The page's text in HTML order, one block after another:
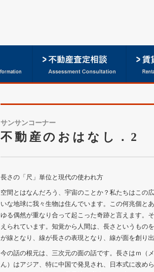
サンサンコーナー
不動産のおはなし．2
長さの「尺」単位と現代の使われ方
空間とはなんだろう、宇宙のことか？私たちはこの
いな地球に我々生物は住んでいます。この何兆個と
ゆる偶然が重なり合って起こった奇跡と言えます。
えられています。知覚から人間は、長さというもの
が線となり、線が長さの表現となり、線が面を創り
今の話の根元は、三次元の面の話です。長さはｍ（
ん）はアジア、特に中国で発見され、日本式に改め